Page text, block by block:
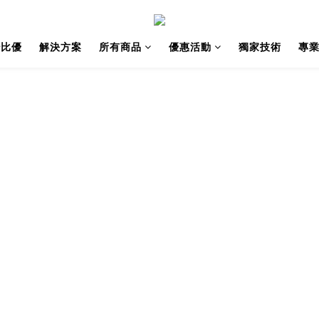
優 解決方案 所有商品 優惠活動 獨家技術 專